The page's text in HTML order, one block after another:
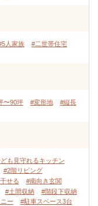
人家族
#二世帯住宅
〜90坪 #変形地
#縦長
も見守れるキッチン
#2階リビング
せる
#南向き玄関
#土間収納
#階段下収納
ー
#駐車スペース3台